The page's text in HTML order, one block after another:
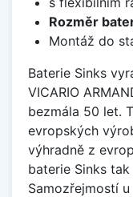
Rozměr
Montáž do
Baterie Sinks
VICARIO
bezmála 50 let.
evropských
výhradně z
baterie Sinks
Samozřejmostí